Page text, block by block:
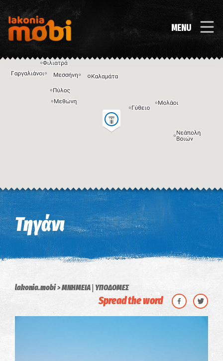
MENU
Η εικόνα ενδέχεται να υπόκειται σε πνευματικά δικαιώματα Όροι
Τηγάνι
lakonia.mobi ΜΝΗΜΕΙΑ| ΥΠΟΔΟΜΕΣ
Spread the word